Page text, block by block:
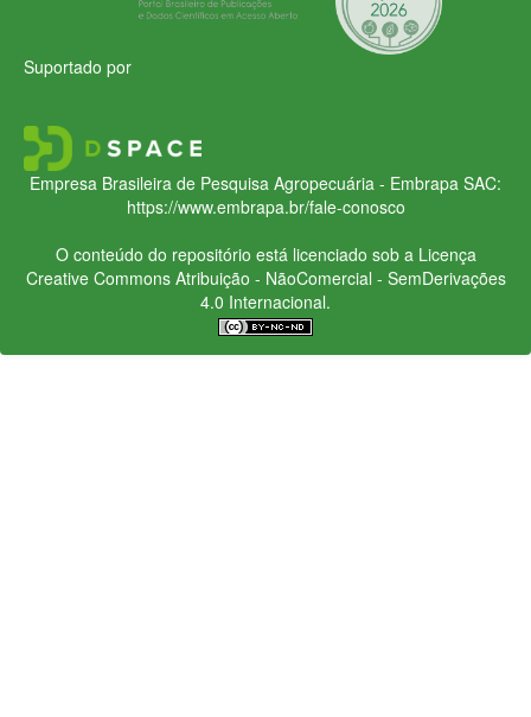
Suportado por
Empresa Brasileira de Pesquisa Agropecuária - Embrapa SAC:
https://www.embrapa.br/fale-conosco
O conteúdo do repositório está licenciado sob a Licença
Creative CommonsAtribuição - NãoComercial - SemDerivações
4.0 Internacional.